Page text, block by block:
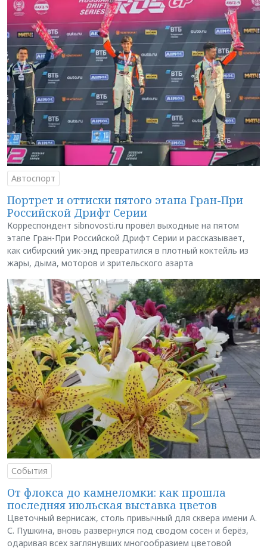
Автоспорт
Портрет и оттиски пятого этапа Гран-При
Российской Дрифт Серии
Корреспондент sibnovosti.ru провёл выходные на пятом
этапе Гран-При Российской Дрифт Серии и рассказывает,
как сибирский уик-энд превратился в плотный коктейль из
жары, дыма, моторов и зрительского азарта
События
От флокса до камнеломки: как прошла
последняя июльская выставка цветов
Цветочный вернисаж, столь привычный для сквера имени А.
С. Пушкина, вновь развернулся под сводом сосен и берёз,
одаривая всех заглянувших многообразием цветовой